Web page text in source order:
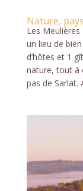
Nature,
Les
un lieu de
d’hôtes et 1
nature, tout à
pas de Sarlat.